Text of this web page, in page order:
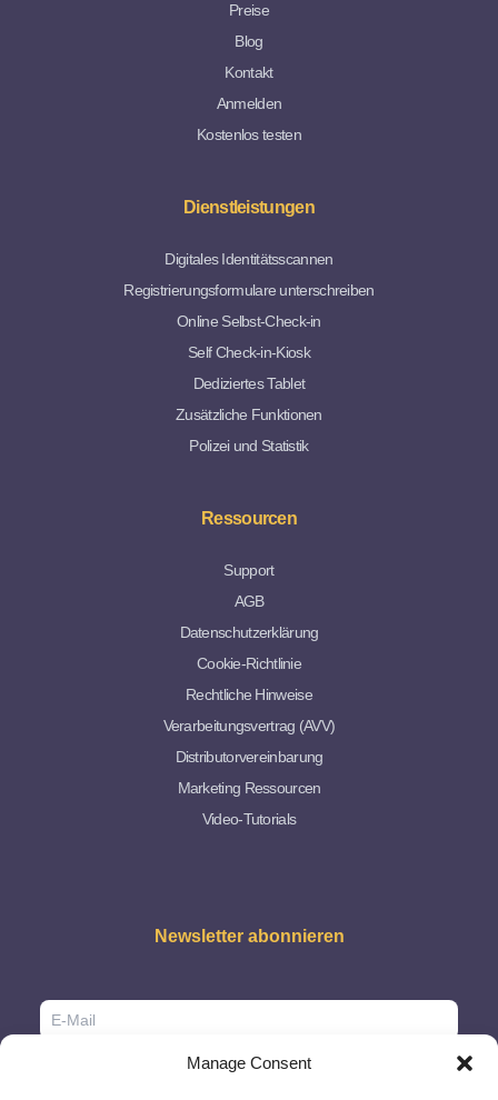
Manage Consent
Preise
Blog
Kontakt
Anmelden
Kostenlos testen
Dienstleistungen
Digitales Identitätsscannen
Registrierungsformulare unterschreiben
Online Selbst-Check-in
Self Check-in-Kiosk
Dediziertes Tablet
Zusätzliche Funktionen
Polizei und Statistik
Ressourcen
Support
AGB
Datenschutzerklärung
Cookie-Richtlinie
Rechtliche Hinweise
Verarbeitungsvertrag (AVV)
Distributorvereinbarung
Marketing Ressourcen
Video-Tutorials
Newsletter abonnieren